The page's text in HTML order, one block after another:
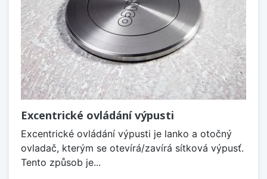
Excentrické ovládání výpusti
Excentrické ovládání výpusti je lanko a otočný
ovladač, kterým se otevírá/zavírá sítková výpusť.
Tento způsob je...